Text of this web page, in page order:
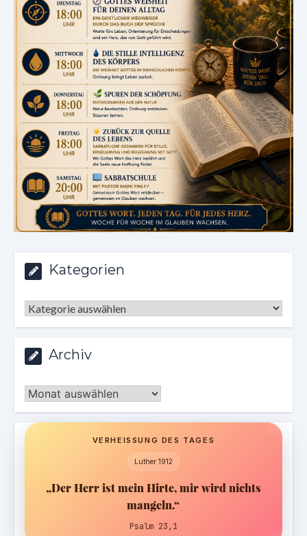
Kategorien
Kategorien
Archiv
Archiv
VERHEISSUNG DES TAGES
Luther 1912
„Der Herr ist mein Hirte, mir wird nichts
mangeln.“
Psalm 23,1